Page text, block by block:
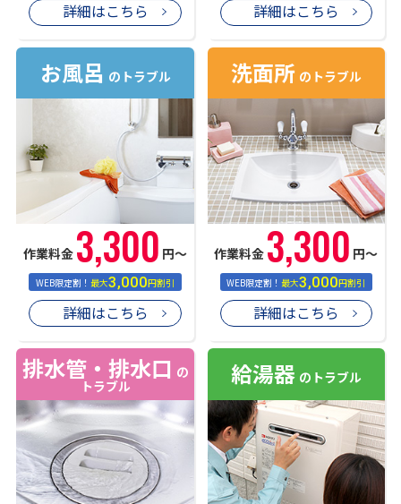
詳細はこちら 詳細はこちら
お風呂 のトラブル
作業料金 3,300 円〜
WEB限定割！最大3,000円割引
詳細はこちら
洗面所 のトラブル
作業料金 3,300 円〜
WEB限定割！最大3,000円割引
詳細はこちら
排水管・排水口 の
トラブル
給湯器 のトラブル